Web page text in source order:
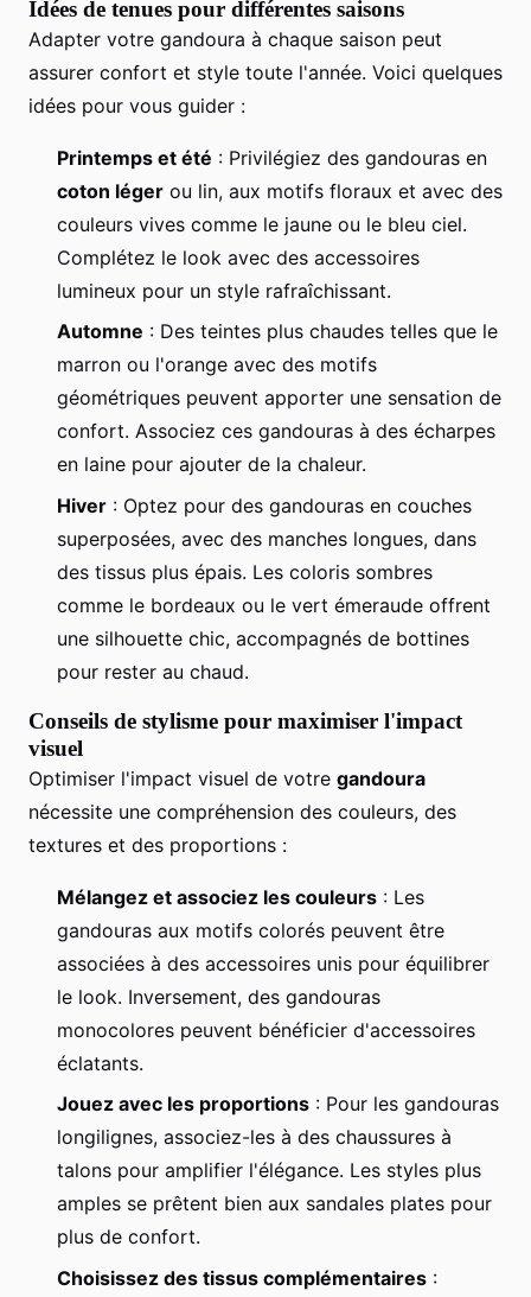
Idées de tenues pour différentes saisons
Adapter votre gandoura à chaque saison peut
assurer confort et style toute l'année. Voici quelques
idées pour vous guider :
Printemps et été : Privilégiez des gandouras en
coton léger ou lin, aux motifs floraux et avec des
couleurs vives comme le jaune ou le bleu ciel.
Complétez le look avec des accessoires
lumineux pour un style rafraîchissant.
Automne : Des teintes plus chaudes telles que le
marron ou l'orange avec des motifs
géométriques peuvent apporter une sensation de
confort. Associez ces gandouras à des écharpes
en laine pour ajouter de la chaleur.
Hiver : Optez pour des gandouras en couches
superposées, avec des manches longues, dans
des tissus plus épais. Les coloris sombres
comme le bordeaux ou le vert émeraude offrent
une silhouette chic, accompagnés de bottines
pour rester au chaud.
Conseils de stylisme pour maximiser l'impact
visuel
Optimiser l'impact visuel de votre gandoura
nécessite une compréhension des couleurs, des
textures et des proportions :
Mélangez et associez les couleurs : Les
gandouras aux motifs colorés peuvent être
associées à des accessoires unis pour équilibrer
le look. Inversement, des gandouras
monocolores peuvent bénéficier d'accessoires
éclatants.
Jouez avec les proportions : Pour les gandouras
longilignes, associez-les à des chaussures à
talons pour amplifier l'élégance. Les styles plus
amples se prêtent bien aux sandales plates pour
plus de confort.
Choisissez des tissus complémentaires :